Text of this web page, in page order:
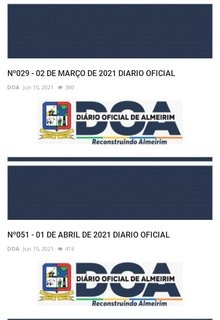
Nº029 - 02 DE MARÇO DE 2021 DIARIO OFICIAL
DOA Jun 15, 2021 380
Nº051 - 01 DE ABRIL DE 2021 DIARIO OFICIAL
DOA Jun 15, 2021 416